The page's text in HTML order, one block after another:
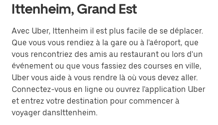
Ittenheim, Grand Est
Avec Uber, Ittenheim il est plus facile de se déplacer.
Que vous vous rendiez à la gare ou à l'aéroport, que
vous rencontriez des amis au restaurant ou lors d'un
événement ou que vous fassiez des courses en ville,
Uber vous aide à vous rendre là où vous devez aller.
Connectez-vous en ligne ou ouvrez l'application Uber
et entrez votre destination pour commencer à
voyager dansIttenheim.